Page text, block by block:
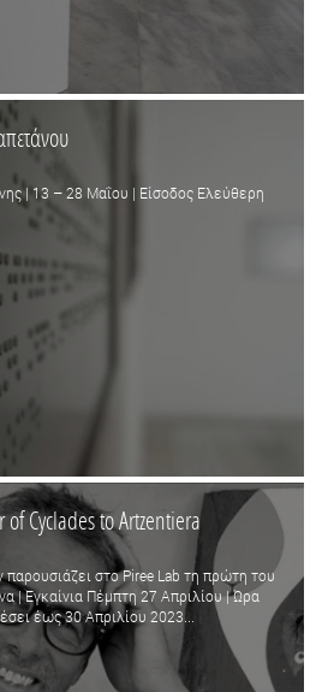
| 13 – 28 Μαΐου | Είσοδος Ελεύθερη
Cyclades to Artzentiera
στο Piree Lab τη πρώτη του
| Εγκαίνια Πέμπτη 27 Απριλίου | Ώρα
έως 30 Απριλίου 2023...